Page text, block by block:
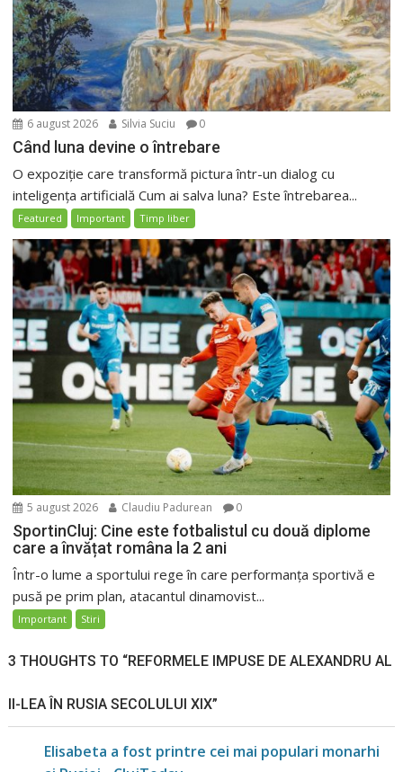
6 august 2026 Silvia Suciu 0
Când luna devine o întrebare
O expoziție care transformă pictura într-un dialog cu
inteligența artificială Cum ai salva luna? Este întrebarea...
Featured Important Timp liber
5 august 2026 Claudiu Padurean 0
SportinCluj: Cine este fotbalistul cu două diplome
care a învățat româna la 2 ani
Într-o lume a sportului rege în care performanța sportivă e
pusă pe prim plan, atacantul dinamovist...
Important Stiri
3 THOUGHTS TO “REFORMELE IMPUSE DE ALEXANDRU AL
II-LEA ÎN RUSIA SECOLULUI XIX”
Elisabeta a fost printre cei mai populari monarhi